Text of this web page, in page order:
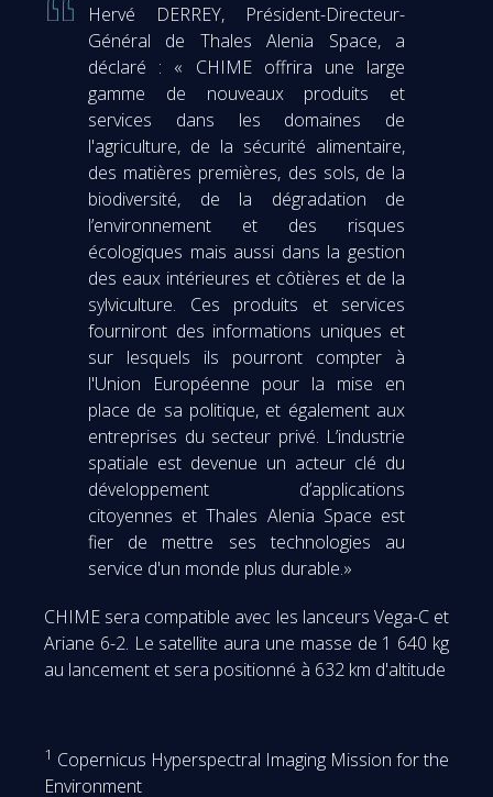
Hervé DERREY, Président-Directeur-
Général de Thales Alenia Space, a
déclaré : « CHIME offrira une large
gamme de nouveaux produits et
services dans les domaines de
l'agriculture, de la sécurité alimentaire,
des matières premières, des sols, de la
biodiversité, de la dégradation de
l’environnement et des risques
écologiques mais aussi dans la gestion
des eaux intérieures et côtières et de la
sylviculture. Ces produits et services
fourniront des informations uniques et
sur lesquels ils pourront compter à
l'Union Européenne pour la mise en
place de sa politique, et également aux
entreprises du secteur privé. L’industrie
spatiale est devenue un acteur clé du
développement d’applications
citoyennes et Thales Alenia Space est
fier de mettre ses technologies au
service d'un monde plus durable.»
CHIME sera compatible avec les lanceurs Vega-C et
Ariane 6-2. Le satellite aura une masse de 1 640 kg
au lancement et sera positionné à 632 km d'altitude
1 Copernicus Hyperspectral Imaging Mission for the
Environment